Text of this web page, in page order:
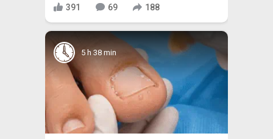
391 69 188
5 h 38 min